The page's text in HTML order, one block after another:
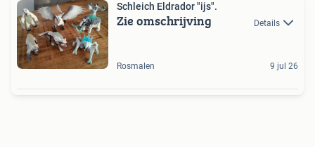
Schleich Eldrador "ijs".
Zie omschrijving Details
Rosmalen 9 jul 26